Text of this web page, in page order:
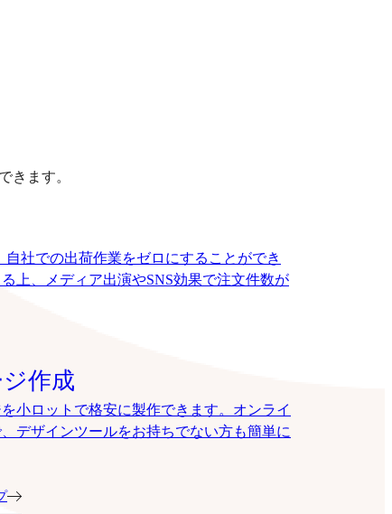
きます。
社での出荷作業をゼロにすることができ
上、メディア出演やSNS効果で注文件数が
作成
小ロットで格安に製作できます。オンライ
デザインツールをお持ちでない方も簡単に